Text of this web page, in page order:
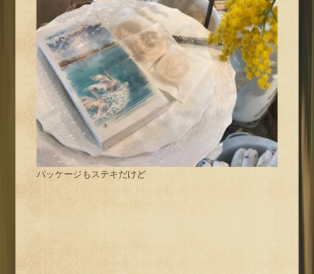
パッケージもステキだけど